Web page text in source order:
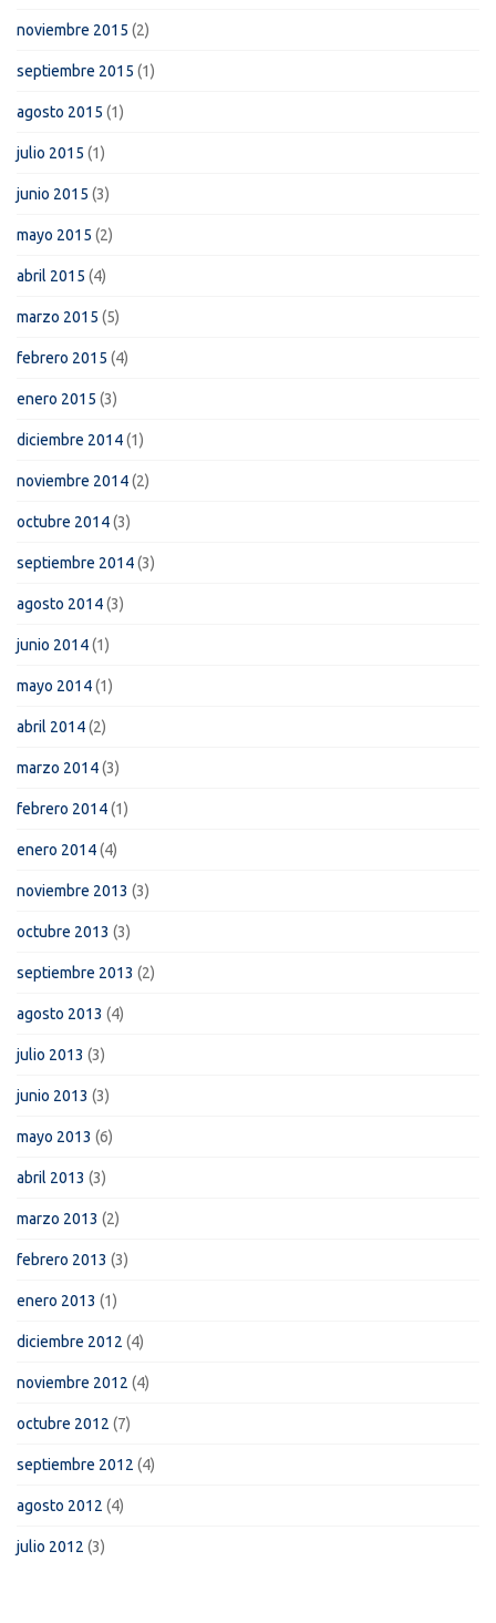
noviembre 2015 (2)
septiembre 2015 (1)
agosto 2015 (1)
julio 2015 (1)
junio 2015 (3)
mayo 2015 (2)
abril 2015 (4)
marzo 2015 (5)
febrero 2015 (4)
enero 2015 (3)
diciembre 2014(1)
noviembre 2014(2)
octubre 2014(3)
septiembre 2014(3)
agosto 2014(3)
junio 2014(1)
mayo 2014(1)
abril 2014(2)
marzo 2014(3)
febrero 2014(1)
enero 2014(4)
noviembre 2013 (3)
octubre 2013 (3)
septiembre 2013 (2)
agosto 2013 (4)
julio 2013 (3)
junio 2013 (3)
mayo 2013 (6)
abril 2013 (3)
marzo 2013 (2)
febrero 2013 (3)
enero 2013 (1)
diciembre 2012 (4)
noviembre 2012 (4)
octubre 2012 (7)
septiembre 2012 (4)
agosto 2012 (4)
julio 2012 (3)